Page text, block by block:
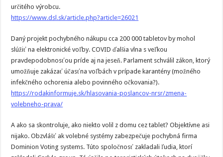
určitého výrobcu.
https://www.dsl.sk/article.php?article=26021
Daný projekt pochybného nákupu cca 200 000 tabletov by mohol
slúžiť na elektronické voľby. COVID ďalšia vlna s veľkou
pravdepodobnosťou príde aj na jeseň. Parlament schválil zákon, ktorý
umožňuje zakázať účasťna voľbách v prípade karantény (možného
infekčného ochorenia alebo povinného očkovania?).
https://rodakinformuje.sk/hlasovania-poslancov-nrsr/zmena-
volebneho-prava/
A ako sa skontroluje, ako niekto volil z domu cez tablet? Objektívne asi
nijako. Obzvlášť ak volebné systémy zabezpečuje pochybná firma
Dominion Voting systems. Túto spoločnosť zakladali ľudia, ktorí